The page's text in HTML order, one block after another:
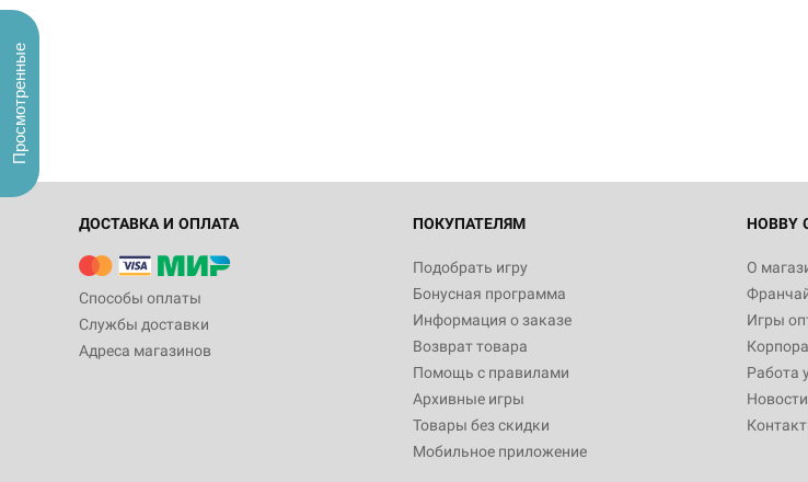
ДОСТАВКА И ОПЛАТА
Способы оплаты
Службы доставки
Адреса магазинов
ПОКУПАТЕЛЯМ
Подобрать игру
Бонусная программа
Информация о заказе
Возврат товара
Помощь с правилами
Архивные игры
Товары без скидки
Мобильное приложение
HOBBY
О
Игры
Работа
Новости
Просмотренные
12
3 490